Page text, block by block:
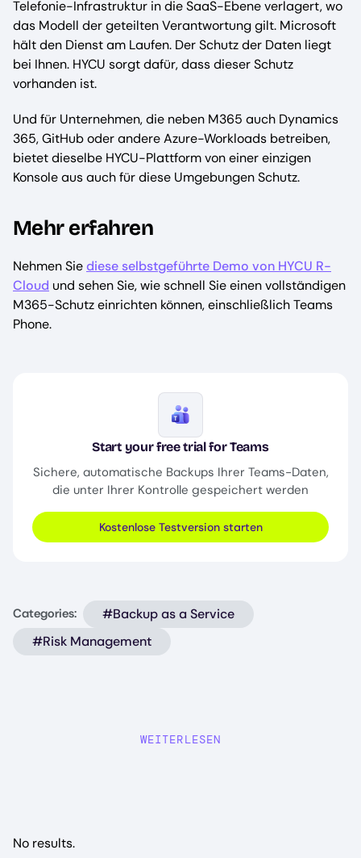
Telefonie-Infrastruktur in die SaaS-Ebene verlagert, wo
das Modell der geteilten Verantwortung gilt. Microsoft
hält den Dienst am Laufen. Der Schutz der Daten liegt
bei Ihnen. HYCU sorgt dafür, dass dieser Schutz
vorhanden ist.
Und für Unternehmen, die neben M365 auch Dynamics
365, GitHub oder andere Azure-Workloads betreiben,
bietet dieselbe HYCU-Plattform von einer einzigen
Konsole aus auch für diese Umgebungen Schutz.
Mehr erfahren
Nehmen Siediese selbstgeführte Demo von HYCU R-
Cloud und sehen Sie, wie schnell Sie einen vollständigen
M365-Schutz einrichten können, einschließlich Teams
Phone.
Image
Start your free trial for Teams
Sichere, automatische Backups Ihrer Teams-Daten,
die unter Ihrer Kontrolle gespeichert werden
Kostenlose Testversion starten
Categories:
#Backup as a Service
#Risk Management
WEITERLESEN
No results.